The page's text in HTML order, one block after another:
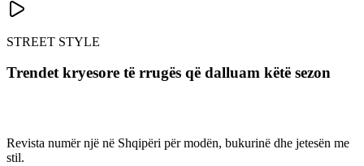
STREET STYLE
Trendet kryesore të rrugës që dalluam këtë sezon
Revista numër një në Shqipëri për modën, bukurinë dhe jetesën me
stil.